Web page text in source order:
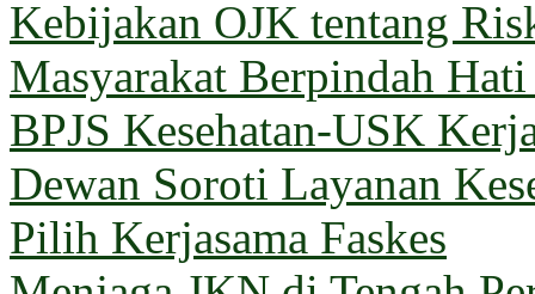
Kebijakan OJK tentang
Masyarakat Berpindah
BPJS Kesehatan-USK
Dewan Soroti Layanan
Pilih Kerjasama Faskes